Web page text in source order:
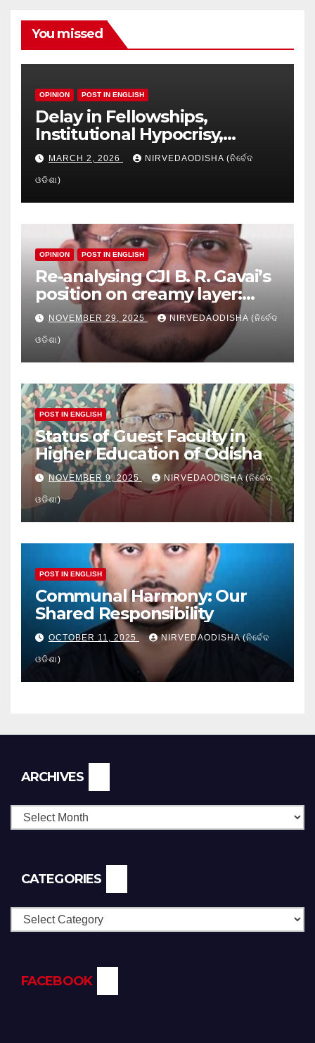
You missed
OPINION POST IN ENGLISH
Delay in Fellowships,
Institutional Hypocrisy,
Research setbacks: A Hidden
Crisis in Odisha’s Higher
Education
MARCH 2, 2026 NIRVEDAODISHA (ନିର୍ବେଦ
ଓଡିଶା)
OPINION POST IN ENGLISH
Re-analysing CJI B. R. Gavai’s
position on creamy layer:
Issues and implication
NOVEMBER 29, 2025 NIRVEDAODISHA (ନିର୍ବେଦ
ଓଡିଶା)
POST IN ENGLISH
Status of Guest Faculty in
Higher Education of Odisha
NOVEMBER 9, 2025 NIRVEDAODISHA (ନିର୍ବେଦ
ଓଡିଶା)
POST IN ENGLISH
Communal Harmony: Our
Shared Responsibility
OCTOBER 11, 2025 NIRVEDAODISHA (ନିର୍ବେଦ
ଓଡିଶା)
ARCHIVES
CATEGORIES
Categories
FACEBOOK